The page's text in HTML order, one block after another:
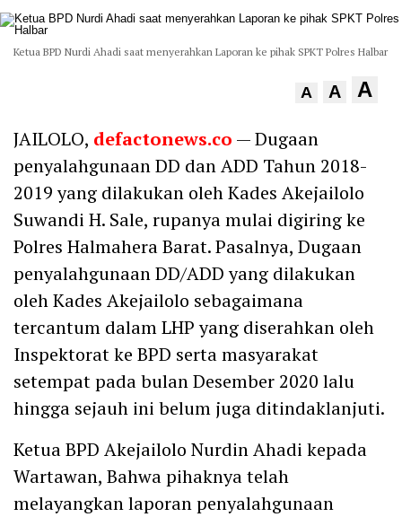
Ketua BPD Nurdi Ahadi saat menyerahkan Laporan ke pihak SPKT Polres Halbar
A A A
JAILOLO, defactonews.co — Dugaan
penyalahgunaan DD dan ADD Tahun 2018-
2019 yang dilakukan oleh Kades Akejailolo
Suwandi H. Sale, rupanya mulai digiring ke
Polres Halmahera Barat. Pasalnya, Dugaan
penyalahgunaan DD/ADD yang dilakukan
oleh Kades Akejailolo sebagaimana
tercantum dalam LHP yang diserahkan oleh
Inspektorat ke BPD serta masyarakat
setempat pada bulan Desember 2020 lalu
hingga sejauh ini belum juga ditindaklanjuti.
Ketua BPD Akejailolo Nurdin Ahadi kepada
Wartawan, Bahwa pihaknya telah
melayangkan laporan penyalahgunaan